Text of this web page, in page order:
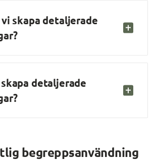
skapa detaljerade
detaljerade
begreppsanvändning